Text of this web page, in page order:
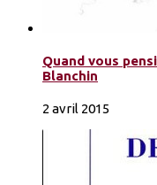
Quand vous
Blanchin
2 avril 2015